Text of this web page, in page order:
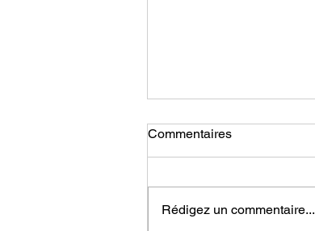
Commentaires
Rédigez un commentaire...